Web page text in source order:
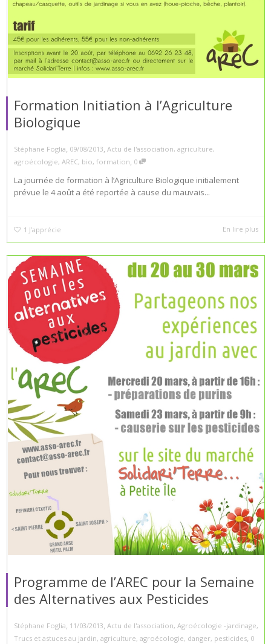
Formation Initiation à l’Agriculture
Biologique
Stéphane Foglia, 09/08/2013, Actu de l'association, agriculture,
agroécologie, AREC, bio, formation, 0
La journée de formation à l’Agriculture Biologique initialement
prévue le 4 août a été reportée à cause du mauvais...
1 J’apprécie En lire plus
Programme de l’AREC pour la Semaine
des Alternatives aux Pesticides
Stéphane Foglia 11/03/2013 Actu de l'association, Agroécologie -jardinage,
Trucs et astuces au jardin, agriculture, agroécologie, danger, pesticides 0